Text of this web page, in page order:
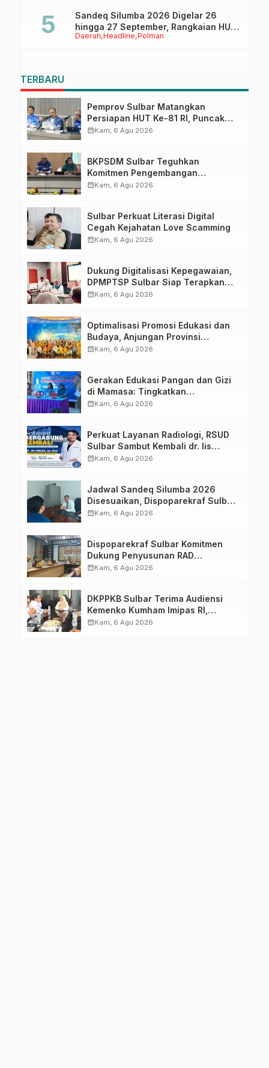
Daerah Headline Polman
Sandeq Silumba 2026 Digelar 26
hingga 27 September, Rangkaian HUT
Sulbar
TERBARU
Pemprov Sulbar Matangkan
Persiapan HUT Ke-81 RI, Puncak
Upacara di Lapangan Ahmad
calendar_monthKam, 6 Agu 2026
BKPSDM Sulbar Teguhkan
Komitmen Pengembangan
Kompetensi ASN melalui
calendar_monthKam, 6 Agu 2026
Sulbar Perkuat Literasi Digital
Cegah Kejahatan Love Scamming
calendar_monthKam, 6 Agu 2026
Dukung Digitalisasi Kepegawaian,
DPMPTSP Sulbar Siap Terapkan
Aplikasi FLEKSI ASN
calendar_monthKam, 6 Agu 2026
Optimalisasi Promosi Edukasi dan
Budaya, Anjungan Provinsi
Sulawesi Barat Perkuat Kolaborasi
calendar_monthKam, 6 Agu 2026
Gerakan Edukasi Pangan dan Gizi
di Mamasa: Tingkatkan
Pengetahuan dan Keterampilan
calendar_monthKam, 6 Agu 2026
Perkuat Layanan Radiologi, RSUD
Sulbar Sambut Kembali dr. Iis
Imelda, Sp.Rad
calendar_monthKam, 6 Agu 2026
Jadwal Sandeq Silumba 2026
Disesuaikan, Dispoparekraf Sulbar
Pastikan Persiapan Tetap
calendar_monthKam, 6 Agu 2026
Dispoparekraf Sulbar Komitmen
Dukung Penyusunan RAD
TPB/SDGs Sulawesi Barat
calendar_monthKam, 6 Agu 2026
DKPPKB Sulbar Terima Audiensi
Kemenko Kumham Imipas RI,
Perkuat Pelayanan Kesehatan bagi
calendar_monthKam, 6 Agu 2026